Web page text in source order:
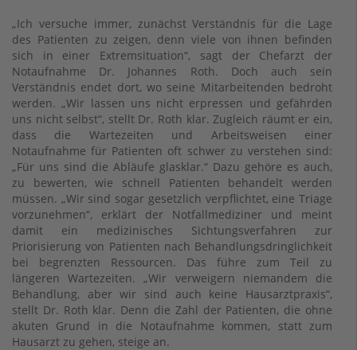
„Ich versuche immer, zunächst Verständnis für die Lage
des Patienten zu zeigen, denn viele von ihnen befinden
sich in einer Extremsituation“, sagt der Chefarzt der
Notaufnahme Dr. Johannes Roth. Doch auch sein
Verständnis endet dort, wo seine Mitarbeitenden bedroht
werden. „Wir lassen uns nicht erpressen und gefährden
uns nicht selbst“, stellt Dr. Roth klar. Zugleich räumt er ein,
dass die Wartezeiten und Arbeitsweisen einer
Notaufnahme für Patienten oft schwer zu verstehen sind:
„Für uns sind die Abläufe glasklar.“ Dazu gehöre es auch,
zu bewerten, wie schnell Patienten behandelt werden
müssen. „Wir sind sogar gesetzlich verpflichtet, eine Triage
vorzunehmen“, erklärt der Notfallmediziner und meint
damit ein medizinisches Sichtungsverfahren zur
Priorisierung von Patienten nach Behandlungsdringlichkeit
bei begrenzten Ressourcen. Das führe zum Teil zu
längeren Wartezeiten. „Wir verweigern niemandem die
Behandlung, aber wir sind auch keine Hausarztpraxis“,
stellt Dr. Roth klar. Denn die Zahl der Patienten, die ohne
akuten Grund in die Notaufnahme kommen, statt zum
Hausarzt zu gehen, steige an.